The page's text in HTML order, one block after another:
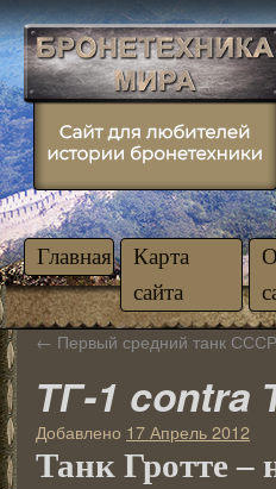
Главная
Карта
сайта
О
← Первый средний танк
ТГ-1 contra
Добавлено 17 Апрель 2012
Танк Гротте –